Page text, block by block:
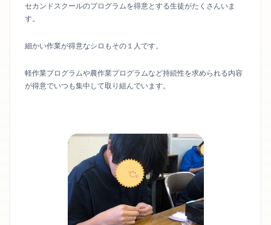
セカンドスクールのプログラムを得意とする生徒がたくさんいま
す。
細かい作業が得意なシロもその１人です。
軽作業プログラムや農作業プログラムなど持続性を求められる内容
が得意でいつも集中して取り組んでいます。